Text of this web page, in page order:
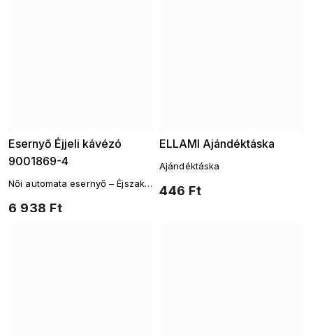
Esernyő Éjjeli kávézó
9001869-4
6 938 Ft
Női automata esernyő – Éjszakai
ELLAMI Ajándéktáska
446 Ft
Ajándéktáska